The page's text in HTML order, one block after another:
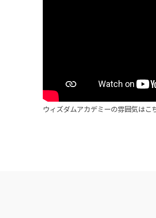
ウィズダムアカデミーの雰囲気はこ